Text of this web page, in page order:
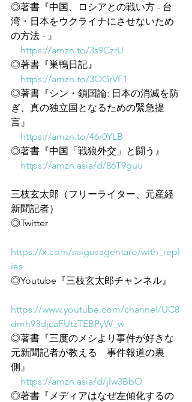
◎著書『中国、ロシアとの戦い方 - 台
湾・日本をウクライナにさせないため
の方法 - 』
https://amzn.to/3s9CzrU
◎著書『巣鴨日記』
https://amzn.to/3OGrVF1
◎著書『シン・鎖国論: 日本の消滅を防
ぎ、真の独立国となるための緊急提
言』
https://amzn.to/46r0YLB
◎著書『中国「戦狼外交」と闘う』
https://amzn.asia/d/86T9guu
三枝玄太郎（フリーライター、元産経
新聞記者）
◎Twitter
https://x.com/saigusagentaro/with_repl
ies
◎Youtube『三枝玄太郎チャンネル』
https://www.youtube.com/channel/UC8
dmh93djcaFUtzTEBPyW_w
◎著書『三度のメシより事件が好きな
元新聞記者が教える　事件報道の裏
側』
https://amzn.asia/d/jlw3BbO
◎著書『メディアはなぜ左傾化するの